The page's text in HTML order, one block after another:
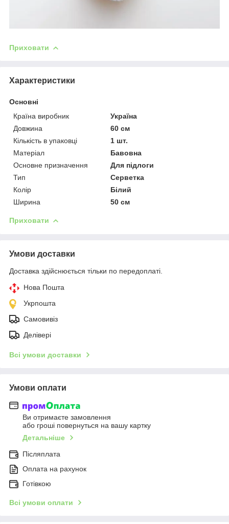
Приховати
Характеристики
Основні
Країна виробник
Україна
Довжина
60 см
Кількість в упаковці
1 шт.
Матеріал
Бавовна
Основне призначення
Для підлоги
Тип
Серветка
Колір
Білий
Ширина
50 см
Приховати
Умови доставки
Доставка здійснюється тільки по передоплаті.
Нова Пошта
Укрпошта
Самовивіз
Делівері
Всі умови доставки
Умови оплати
Ви отримаєте замовлення
або гроші повернуться на вашу картку
Детальніше
Післяплата
Оплата на рахунок
Готівкою
Всі умови оплати